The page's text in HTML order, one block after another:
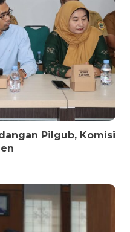
Pilgub, Komisi